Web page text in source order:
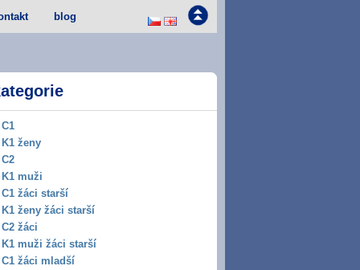
blog
C1
K1 ženy
C2
K1 muži
C1 žáci starší
K1 ženy žáci starší
C2 žáci
K1 muži žáci starší
C1 žáci mladší